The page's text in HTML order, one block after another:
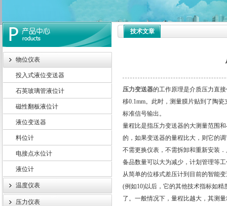
上海轩顼电气设备有限公司
物位仪表
投入式液位变送器
石英玻璃管液位计
磁性翻板液位计
液位变送器
料位计
电接点水位计
液位计
温度仪表
压力仪表
技术文章
压力变送器的工作原理是介质压力直
移0.1mm。此时，测量膜片贴到了陶
标准信号输出。
量程比是指压力变送器的大测量范围
的，如果变送器的量程比大，则它的
不需更换仪表，不需拆卸和重新安装
备品数量可以大为减少，计划管理等
从简单的位移式差压计到目前的智能
(例如10)以后，它的其他技术指标如
了。一般情况下，量程比越大，其测